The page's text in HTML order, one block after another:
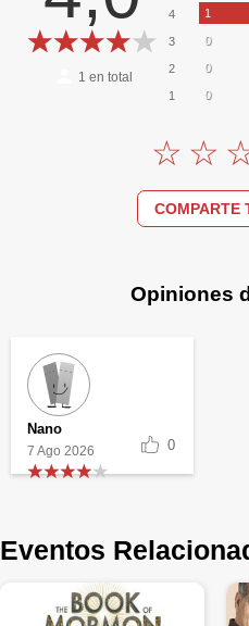
1 en total
4 1
3 0
2 0
1 0
COMPARTE
Opiniones
Nano
7 Ago 2026 0
Eventos